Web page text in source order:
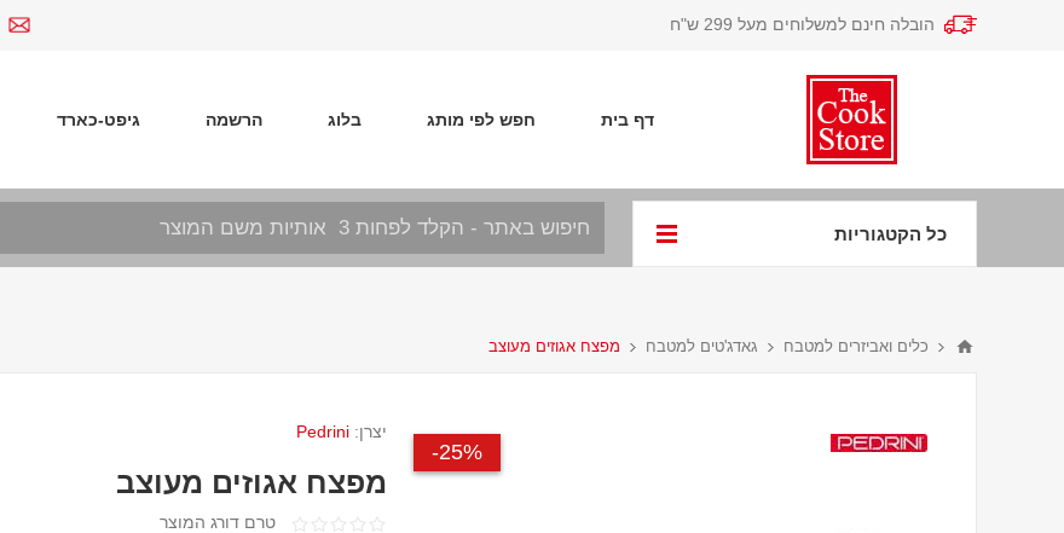
הובלה חינם למשלוחים מעל 299 ש"ח
דף בית חפש לפי מותג בלוג הרשמה גיפט-כארד
כל הקטגוריות
כלים ואביזרים למטבח גאדג'טים למטבח מפצח אגוזים מעוצב
25%-
יצרן: Pedrini
מפצח אגוזים מעוצב
טרם דורג המוצר